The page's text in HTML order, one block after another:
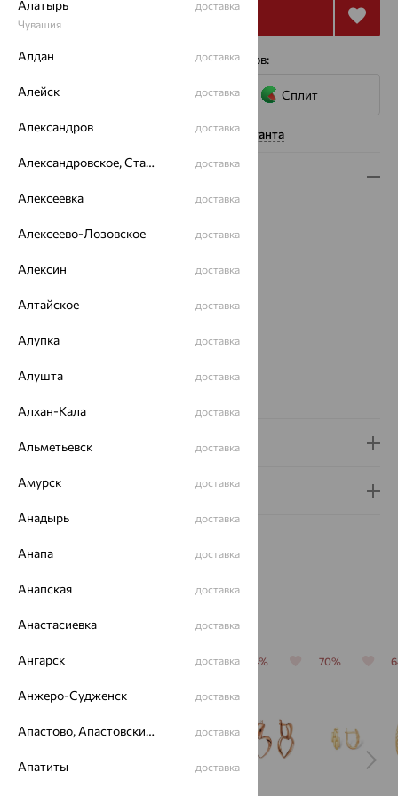
Купить
4 платежа по 9 668 с помощью сервисов:
Сплит
Нужна помощь консультанта
Вес:3.07 — 3.55
Цвет металла:
Страна происхождения:
РОССИЯ
Вид вставки:
Вес металла:
Доставка и оплата
Гарантия и возврат
64% 64% 64% 70%
Алатырь
Чувашия
доставка
Алдан доставка
Алейск доставка
Александров доставка
Александровское, Ставропольский край доставка
Алексеевка доставка
Алексеево-Лозовское доставка
Алексин доставка
Алтайское доставка
Алупка доставка
Алушта доставка
Алхан-Кала доставка
Альметьевск доставка
Амурск доставка
Анадырь доставка
Анапа доставка
Анапская доставка
Анастасиевка доставка
Ангарск доставка
Анжеро-Судженск доставка
Апастово, Апастовский район доставка
Апатиты доставка